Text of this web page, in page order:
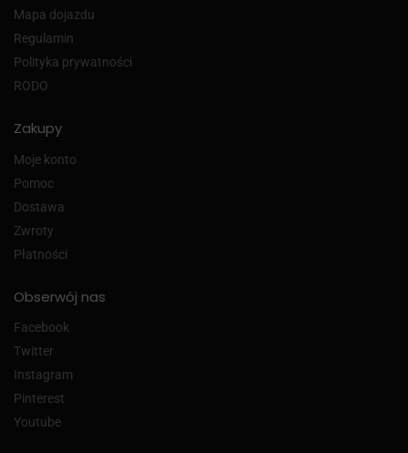
Mapa dojazdu
Regulamin
Polityka prywatności
RODO
Zakupy
Moje konto
Pomoc
Dostawa
Zwroty
Płatności
Obserwój nas
Facebook
Twitter
Instagram
Pinterest
Youtube